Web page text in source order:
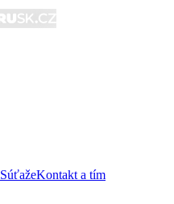
SúťažeKontakt a tím